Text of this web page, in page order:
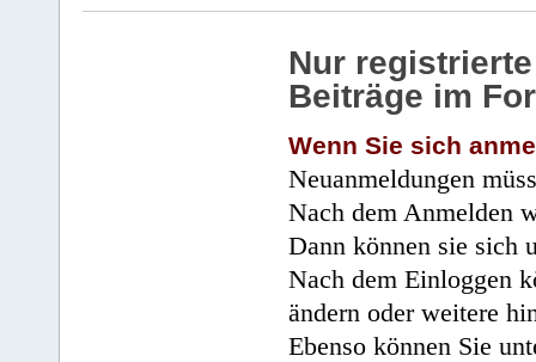
Nur
Beiträge im
Wenn Sie sich
Neuanmeldungen
Nach dem Anmelden
Dann können sie sich
Nach dem Einloggen
ändern oder weitere
Ebenso können Sie